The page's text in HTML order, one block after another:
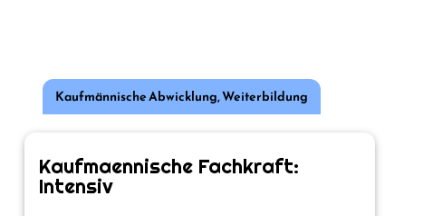
Kaufmännische Abwicklung,Weiterbildung
Kaufmaennische Fachkraft:
Intensiv